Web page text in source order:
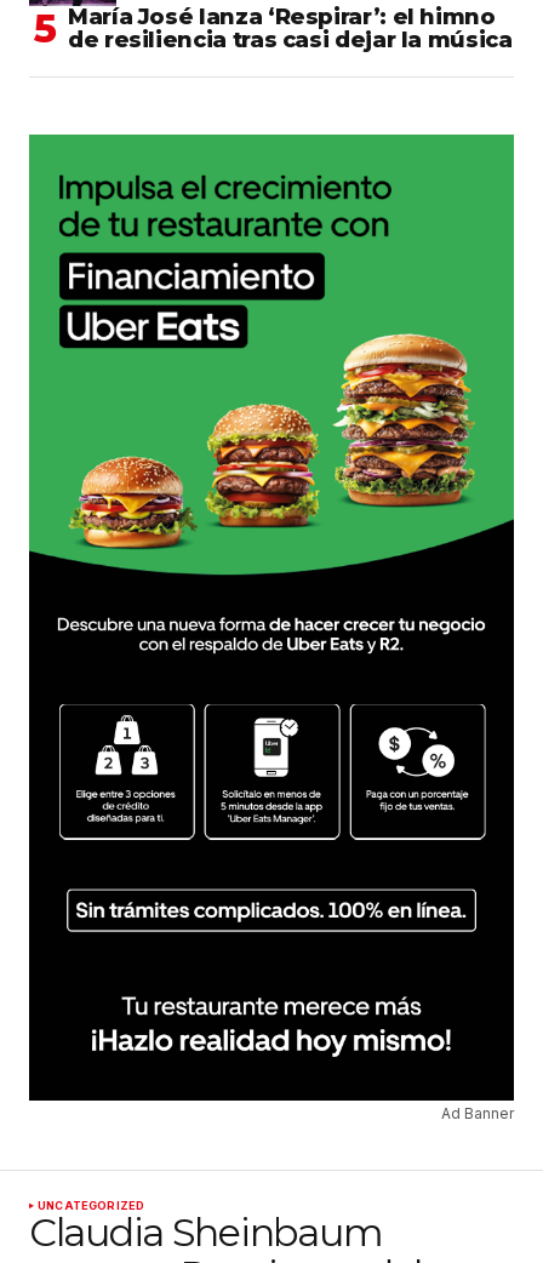
María José lanza ‘Respirar’: el himno
de resiliencia tras casi dejar la música
Ad Banner
UNCATEGORIZED
Claudia Sheinbaum